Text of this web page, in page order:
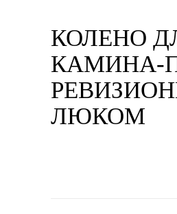
КОЛЕНО
КАМИНА-
ЛЮКОМ